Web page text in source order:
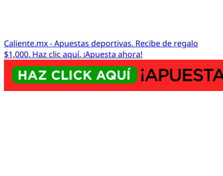
Caliente.mx - Apuestas deportivas. Recibe de regalo
$1,000. Haz clic aquí. ¡Apuesta ahora!